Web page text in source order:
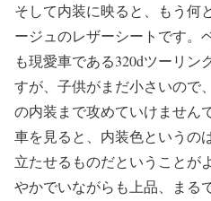
そして内装に映ると、もう何
ージュのレザーシートです。
も現愛車である320dツーリ
すが、子供がまだ小さいので
の内装まで攻めていけません
車を見ると、内装色というの
立たせるものだということが
やかでいながらも上品、まる